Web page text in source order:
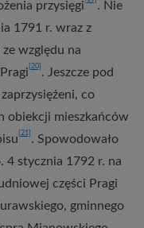
przysięgi
. Nie
1791 r. wraz z
względu na
[20] . Jeszcze pod
co
obiekcji mieszkańców
[21] . Spowodowało
4 stycznia 1792 r. na
części Pragi
gminnego